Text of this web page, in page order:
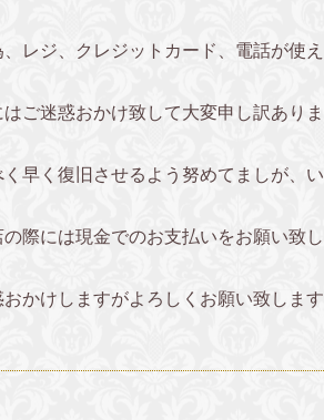
、レジ、クレジットカード、電話が使
はご迷惑おかけ致して大変申し訳ありま
く早く復旧させるよう努めてましが、
の際には現金でのお支払いをお願い致し
おかけしますがよろしくお願い致します